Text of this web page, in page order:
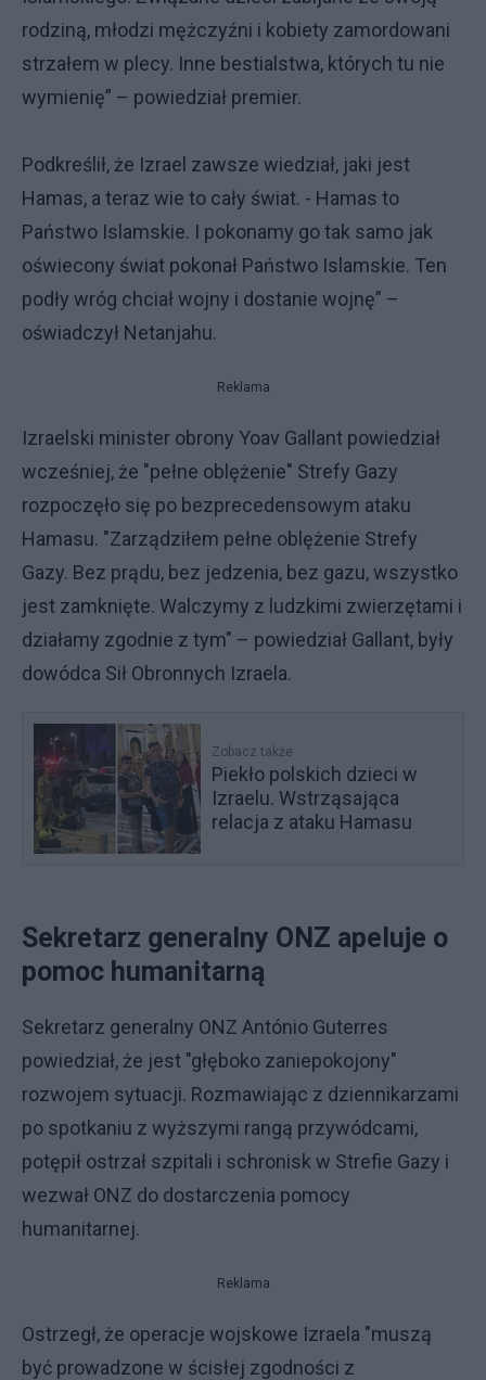
rodziną, młodzi mężczyźni i kobiety zamordowani
strzałem w plecy. Inne bestialstwa, których tu nie
wymienię” – powiedział premier.
Podkreślił, że Izrael zawsze wiedział, jaki jest
Hamas, a teraz wie to cały świat. - Hamas to
Państwo Islamskie. I pokonamy go tak samo jak
oświecony świat pokonał Państwo Islamskie. Ten
podły wróg chciał wojny i dostanie wojnę” –
oświadczył Netanjahu.
Reklama
Izraelski minister obrony Yoav Gallant powiedział
wcześniej, że "pełne oblężenie" Strefy Gazy
rozpoczęło się po bezprecedensowym ataku
Hamasu. "Zarządziłem pełne oblężenie Strefy
Gazy. Bez prądu, bez jedzenia, bez gazu, wszystko
jest zamknięte. Walczymy z ludzkimi zwierzętami i
działamy zgodnie z tym" – powiedział Gallant, były
dowódca Sił Obronnych Izraela.
Zobacz także
Piekło polskich dzieci w
Izraelu. Wstrząsająca
relacja z ataku Hamasu
Sekretarz generalny ONZ apeluje o
pomoc humanitarną
Sekretarz generalny ONZ António Guterres
powiedział, że jest "głęboko zaniepokojony"
rozwojem sytuacji. Rozmawiając z dziennikarzami
po spotkaniu z wyższymi rangą przywódcami,
potępił ostrzał szpitali i schronisk w Strefie Gazy i
wezwał ONZ do dostarczenia pomocy
humanitarnej.
Reklama
Ostrzegł, że operacje wojskowe Izraela "muszą
być prowadzone w ścisłej zgodności z